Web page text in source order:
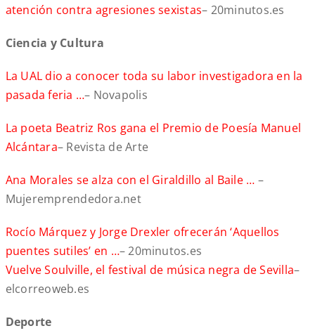
atención contra agresiones sexistas– 20minutos.es
Ciencia y Cultura
La UAL dio a conocer toda su labor investigadora en la
pasada feria …– Novapolis
La poeta Beatriz Ros gana el Premio de Poesía Manuel
Alcántara– Revista de Arte
Ana Morales se alza con el Giraldillo al Baile … –
Mujeremprendedora.net
Rocío Márquez y Jorge Drexler ofrecerán ‘Aquellos
puentes sutiles’ en …– 20minutos.es
Vuelve Soulville, el festival de música negra de Sevilla–
elcorreoweb.es
Deporte